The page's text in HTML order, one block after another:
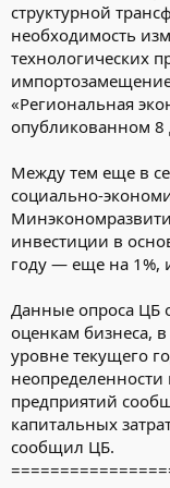
стабильность,
бюджетных
и ограниченные по
политика хорошо
отмечается в
В данном сценарии
что не позволит
реальные зарплаты
бюджетном. При
остается довольно
населения
может стать
порядка 1,5% в год,
сферах технологий,
безопасности», —
Кроме того, по его
будет расти серый
по неформальным
доступа к внешним
будет реализован
— сказала она.
При этом темпы
удастся ли России
технологий,
уйдет в полную
краткосрочной
серьезным спадом.
структурной
необходимость
технологических
«Региональная
опубликованном 8
Между тем еще в
социально-
инвестиции в
году — еще на 1%,
Данные опроса ЦБ
оценкам бизнеса,
уровне текущего
неопределенности
предприятий
капитальных
сообщил ЦБ.